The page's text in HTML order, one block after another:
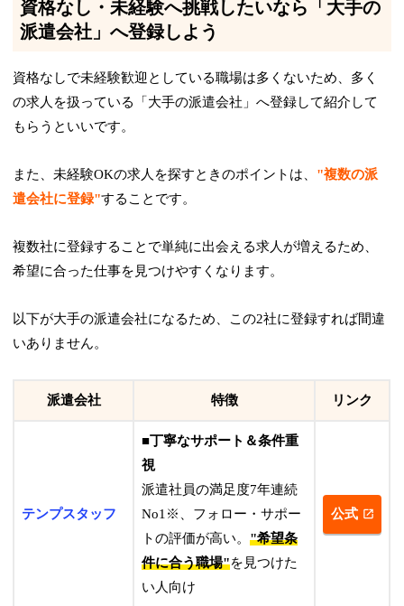
資格なし・未経験へ挑戦したいなら「大手の
派遣会社」へ登録しよう
資格なしで未経験歓迎としている職場は多くないため、多く
の求人を扱っている「大手の派遣会社」へ登録して紹介して
もらうといいです。
また、未経験OKの求人を探すときのポイントは、 "複数の派
遣会社に登録"することです。
複数社に登録することで単純に出会える求人が増えるため、
希望に合った仕事を見つけやすくなります。
以下が大手の派遣会社になるため、この2社に登録すれば間違
いありません。
派遣会社 特徴 リンク
テンプスタッフ
■丁寧なサポート＆条件重
視
派遣社員の満足度7年連続
No1※、フォロー・サポー
トの評価が高い。"希望条
件に合う職場"を見つけた
い人向け
公式